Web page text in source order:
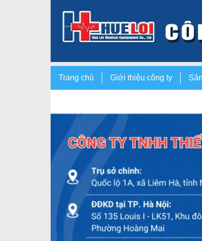
Trang chủ Giới thiệu công ty